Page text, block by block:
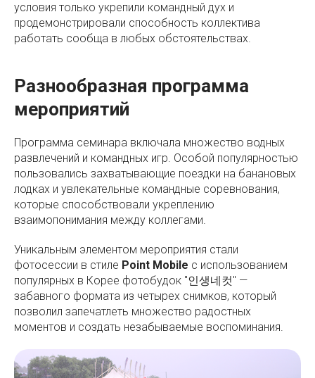
условия только укрепили командный дух и
продемонстрировали способность коллектива
работать сообща в любых обстоятельствах.
Разнообразная программа
мероприятий
Программа семинара включала множество водных
развлечений и командных игр. Особой популярностью
пользовались захватывающие поездки на банановых
лодках и увлекательные командные соревнования,
которые способствовали укреплению
взаимопонимания между коллегами.
Уникальным элементом мероприятия стали
фотосессии в стиле Point Mobile с использованием
популярных в Корее фотобудок "인생네컷" —
забавного формата из четырех снимков, который
позволил запечатлеть множество радостных
моментов и создать незабываемые воспоминания.